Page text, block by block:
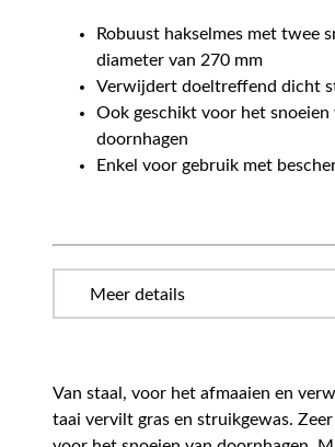
Robuust hakselmes met twee
diameter van 270 mm
Verwijdert doeltreffend dicht
Ook geschikt voor het snoeien
doornhagen
Enkel voor gebruik met
Van staal, voor het afmaaien en
taai vervilt gras en struikgewas.